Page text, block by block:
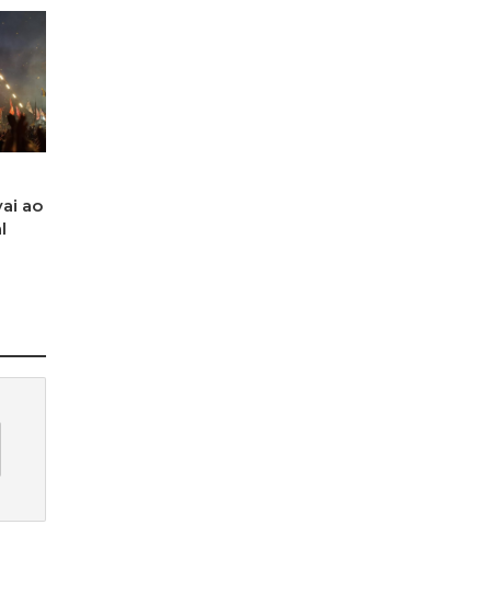
ao